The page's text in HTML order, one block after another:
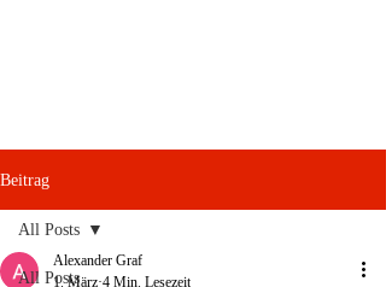
Beitrag
All Posts
All Posts
Alexander Graf
1. März 4 Min. Lesezeit